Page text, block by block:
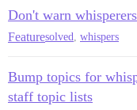
Don't warn whisperers
Featuresolved, whispers
Bump topics for
staff topic lists